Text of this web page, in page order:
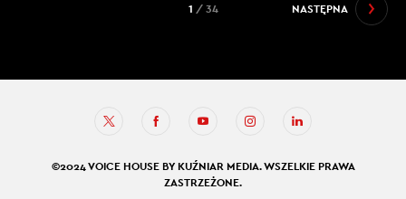
NASTĘPNA
1 / 34
©2024 VOICE HOUSE BY KUŹNIAR MEDIA. WSZELKIE PRAWA
ZASTRZEŻONE.